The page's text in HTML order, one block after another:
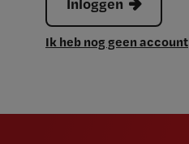
Ik heb nog geen account